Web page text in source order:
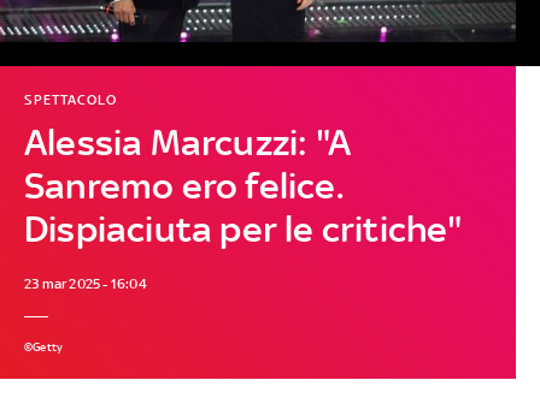
Alessia Marcuzzi: "A
Sanremo ero felice.
Dispiaciuta per le critiche"
SPETTACOLO
23 mar 2025 - 16:04
©Getty